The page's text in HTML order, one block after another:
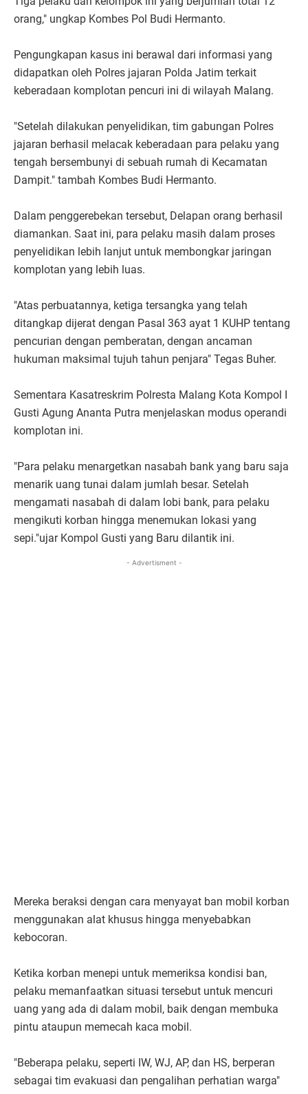
orang," ungkap Kombes Pol Budi Hermanto.
Pengungkapan kasus ini berawal dari informasi yang
didapatkan oleh Polres jajaran Polda Jatim terkait
keberadaan komplotan pencuri ini di wilayah Malang.
"Setelah dilakukan penyelidikan, tim gabungan Polres
jajaran berhasil melacak keberadaan para pelaku yang
tengah bersembunyi di sebuah rumah di Kecamatan
Dampit." tambah Kombes Budi Hermanto.
Dalam penggerebekan tersebut, Delapan orang berhasil
diamankan. Saat ini, para pelaku masih dalam proses
penyelidikan lebih lanjut untuk membongkar jaringan
komplotan yang lebih luas.
"Atas perbuatannya, ketiga tersangka yang telah
ditangkap dijerat dengan Pasal 363 ayat 1 KUHP tentang
pencurian dengan pemberatan, dengan ancaman
hukuman maksimal tujuh tahun penjara" Tegas Buher.
Sementara Kasatreskrim Polresta Malang Kota Kompol I
Gusti Agung Ananta Putra menjelaskan modus operandi
komplotan ini.
"Para pelaku menargetkan nasabah bank yang baru saja
menarik uang tunai dalam jumlah besar. Setelah
mengamati nasabah di dalam lobi bank, para pelaku
mengikuti korban hingga menemukan lokasi yang
sepi."ujar Kompol Gusti yang Baru dilantik ini.
- Advertisment -
Mereka beraksi dengan cara menyayat ban mobil korban
menggunakan alat khusus hingga menyebabkan
kebocoran.
Ketika korban menepi untuk memeriksa kondisi ban,
pelaku memanfaatkan situasi tersebut untuk mencuri
uang yang ada di dalam mobil, baik dengan membuka
pintu ataupun memecah kaca mobil.
"Beberapa pelaku, seperti IW, WJ, AP, dan HS, berperan
sebagai tim evakuasi dan pengalihan perhatian warga"